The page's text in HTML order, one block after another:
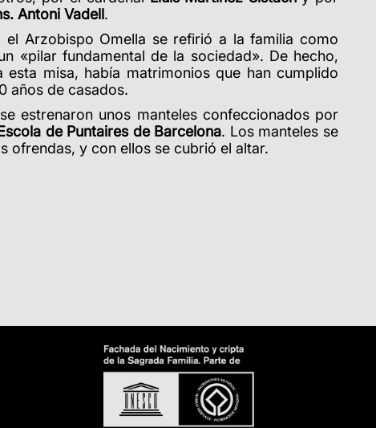
Antoni Vadell.
el Arzobispo Omella se refirió a la familia como
«pilar fundamental de la sociedad». De hecho,
esta misa, había matrimonios que han cumplido
años de casados.
estrenaron unos manteles confeccionados por
de Puntaires de Barcelona. Los manteles se
ofrendas, y con ellos se cubrió el altar.